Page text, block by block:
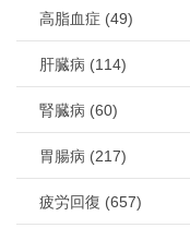
高脂血症 (49)
肝臓病 (114)
腎臓病 (60)
胃腸病 (217)
疲労回復 (657)